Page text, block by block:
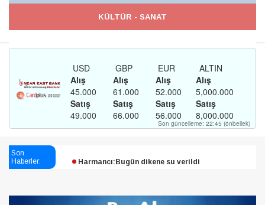
KÜLTÜR - SANAT
Son
Haberler:
Esendağlı:Adıyaman’daki süreç sona erdi, hukuk
Harmancı:Bugün dikene su verildi
Derneği:Vicdanlarınız tutsak, kalemleriniz esir